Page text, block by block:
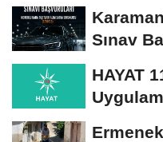
Sınav
HAYAT